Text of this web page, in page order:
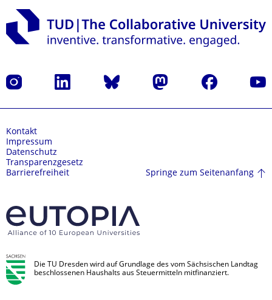
Instagram LinkedIn Bluesky Mastodon Facebook
Kontakt
Impressum
Datenschutz
Transparenzgesetz
Barrierefreiheit
Springe zum Seitenanfang
Die TU Dresden wird auf Grundlage des vom Sächsischen Landtag
beschlossenen Haushalts aus Steuermitteln mitfinanziert.